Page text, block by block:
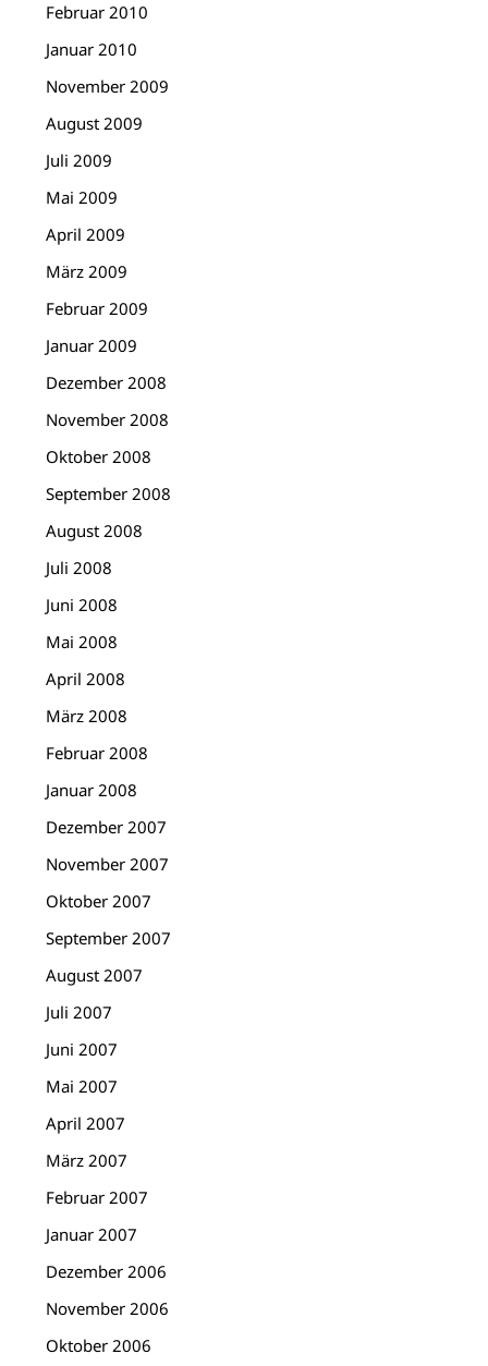
Februar 2010
Januar 2010
November 2009
August 2009
Juli 2009
Mai 2009
April 2009
März 2009
Februar 2009
Januar 2009
Dezember 2008
November 2008
Oktober 2008
September 2008
August 2008
Juli 2008
Juni 2008
Mai 2008
April 2008
März 2008
Februar 2008
Januar 2008
Dezember 2007
November 2007
Oktober 2007
September 2007
August 2007
Juli 2007
Juni 2007
Mai 2007
April 2007
März 2007
Februar 2007
Januar 2007
Dezember 2006
November 2006
Oktober 2006